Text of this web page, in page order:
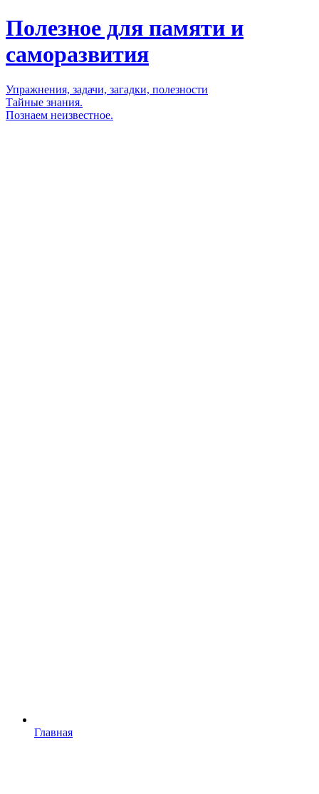
Полезное для памяти и
саморазвития
Упражнения, задачи, загадки, полезности
Тайные знания.
Познаем неизвестное.
Главная